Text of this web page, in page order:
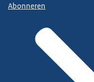
Abonneren